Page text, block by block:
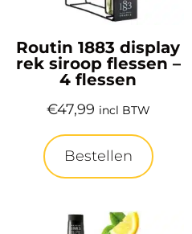
Routin 1883 display
rek siroop flessen –
4 flessen
€47,99 incl BTW
Bestellen